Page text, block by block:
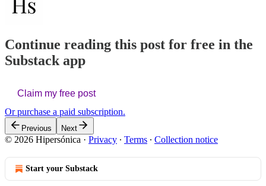
Continue reading this post for free in the
Substack app
Claim my free post
Or purchase a paid subscription.
Previous Next
© 2026 Hipersónica · Privacy ∙ Terms ∙ Collection notice
Start your Substack